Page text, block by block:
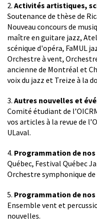
2. Activités artistiques,
Soutenance de thèse de
Nouveau concours de
maître en guitare jazz,
scénique d'opéra, FaMUL
Orchestre à vent,
ancienne de Montréal et
voix du jazz et Treize à la
3. Autres nouvelles et
Comité étudiant de
vos articles à la revue de
ULaval.
4. Programmation de
Québec, Festival Québec
Orchestre symphonique de
5. Programmation de
Ensemble vent et
nouvelles.